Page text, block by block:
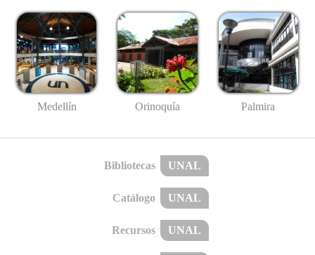
Medellín Orinoquía Palmira
Bibliotecas UNAL
Catálogo UNAL
Recursos UNAL